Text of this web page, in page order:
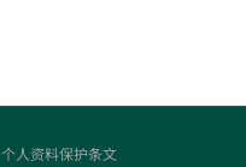
个人资料保护条文